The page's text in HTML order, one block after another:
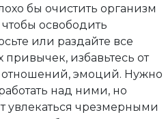
бы очистить организм
освободить
или раздайте все
избавьтесь от
отношений, эмоций. Нужно
над ними, но
увлекаться чрезмерными